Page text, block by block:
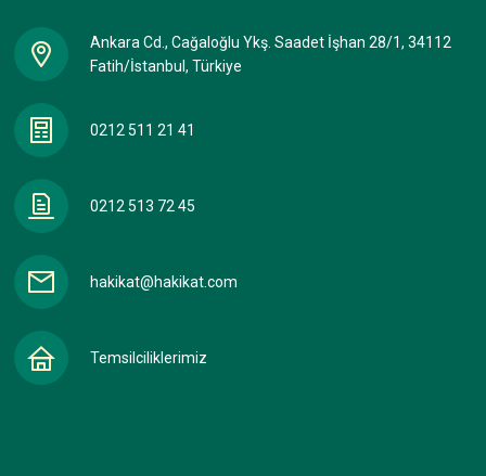
Ankara Cd., Cağaloğlu Ykş. Saadet İşhan 28/1, 34112
Fatih/İstanbul, Türkiye
0212 511 21 41
0212 513 72 45
hakikat@hakikat.com
Temsilciliklerimiz